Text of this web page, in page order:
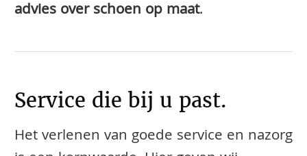
advies over schoen op maat.
Service die bij u past.
Het verlenen van goede service en nazorg